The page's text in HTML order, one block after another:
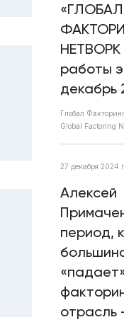
«ГЛОБАЛ
НЕТВОРК
работы
декабрь
Глобал
Global Factoring
27 декабря 2024 г.
Алексей
период,
отрасль